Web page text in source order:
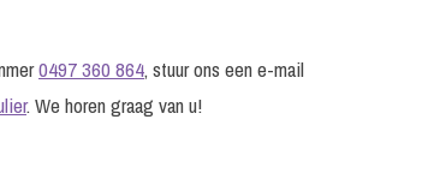
0497 360 864, stuur ons een e-mail
. We horen graag van u!